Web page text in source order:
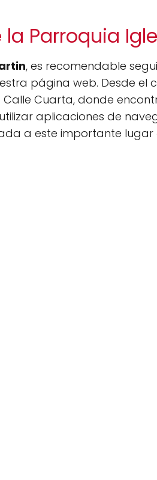
Parroquia
, es recomendable
página web. Desde el
Cuarta, donde
aplicaciones de
a este importante lugar